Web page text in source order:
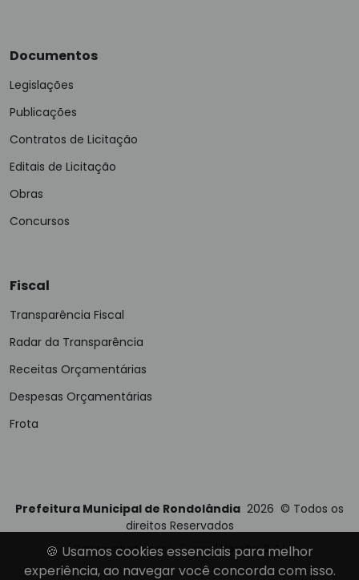
Documentos
Legislações
Publicações
Contratos de Licitação
Editais de Licitação
Obras
Concursos
Fiscal
Transparência Fiscal
Radar da Transparência
Receitas Orçamentárias
Despesas Orçamentárias
Frota
Prefeitura Municipal de Rondolândia 2026 © Todos os
direitos Reservados
Desenvolvido porE-Ticons| Versão: 2.4.1
🍪 Usamos cookies essenciais para melhor
experiência, ao navegar você concorda com isso.